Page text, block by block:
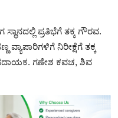
ಪ್ರತಿಭೆಗೆ ತಕ್ಕ ಗೌರವ.
ನಿರೀಕ್ಷೆಗೆ ತಕ್ಕ
ಗಣೇಶ ಕವಚ, ಶಿವ